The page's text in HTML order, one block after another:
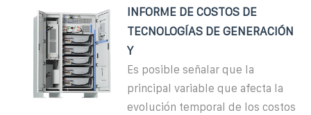
INFORME DE COSTOS DE
TECNOLOGÍAS DE GENERACIÓN
Y
Es posible señalar que la
principal variable que afecta la
evolución temporal de los costos